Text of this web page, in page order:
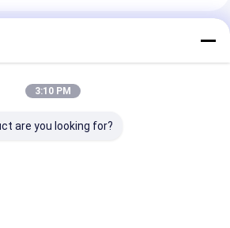
3:10 PM
are you looking for?